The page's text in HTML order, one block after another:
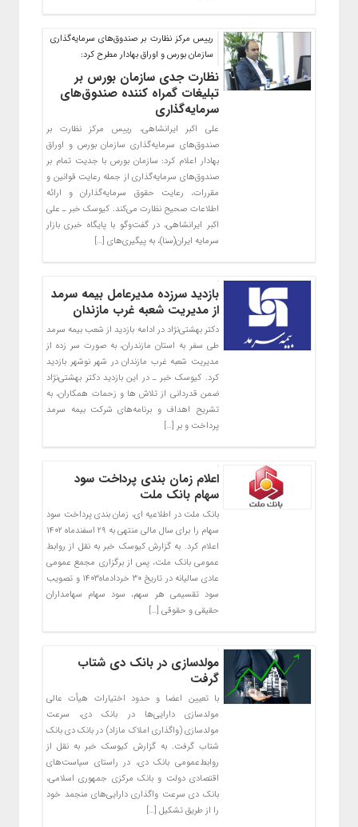
رییس مرکز نظارت بر صندوق‌های سرمایه‌گذاری
سازمان بورس و اوراق بهادار مطرح کرد:
نظارت جدی سازمان بورس بر
تبلیغات گمراه کننده صندوق‌های
سرمایه‌گذاری
علی اکبر ایرانشاهی، رییس مرکز نظارت بر
صندوق‌های سرمایه‌گذاری سازمان بورس و اوراق
بهادار اعلام کرد: سازمان بورس با جدیت تمام بر
صندوق‌های سرمایه‌گذاری از جمله رعایت قوانین و
مقررات، رعایت حقوق سرمایه‌گذاران و ارائه
اطلاعات صحیح نظارت می‌کند. کیوسک خبر ـ علی
اکبر ایرانشاهی، در گفت‌وگو با پایگاه خبری بازار
سرمایه ایران(سنا)، به پیگیری‌های […]
بازدید سرزده مدیر‌عامل بیمه سرمد
از مدیریت شعبه غرب مازندان
دکتر بهشتی‌نژاد در ادامه بازدید از شعب بیمه سرمد
طی سفر به استان مازندران، به صورت سر زده از
مدیریت شعبه غرب مازندان در شهر نوشهر بازدید
کرد. کیوسک خبر ـ در این بازدید دکتر بهشتی‌نژاد
ضمن قدردانی از تلاش ها و زحمات همکاران، به
تشریح اهداف و برنامه‌های شرکت بیمه سرمد
پرداخت و بر […]
اعلام زمان بندی پرداخت سود
سهام بانک ملت
بانک ملت در اطلاعیه ای، زمان بندی پرداخت سود
سهام را برای سال مالی منتهی به ۲۹ اسفندماه ۱۴۰۲
اعلام کرد. به گزارش کیوسک خبر به نقل از روابط
عمومی بانک ملت، پس از برگزاری مجمع عمومی
عادی سالیانه در تاریخ ۳۰ خردادماه۱۴۰۳ و تصویب
سود تقسیمی هر سهم، سود سهام سهامداران
حقیقی و حقوقی […]
مولدسازی در بانک دی شتاب
گرفت
با تعیین اعضا و حدود اختیارات هیأت عالی
مولدسازی دارایی‌ها در بانک دی، سرعت
مولدسازی (واگذاری املاک مازاد) در بانک دی بانک
شتاب گرفت. به گزارش کیوسک خبر به نقل از
روابط‌عمومی بانک دی، در راستای سیاست‌های
اقتصادی دولت و بانک مرکزی جمهوری اسلامی،
بانک دی سرعت واگذاری دارایی‌های منجمد خود
را از طریق تشکیل […]